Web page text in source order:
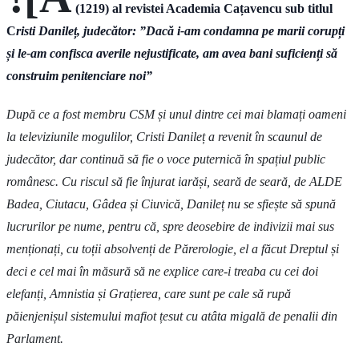
(1219) al revistei Academia Cațavencu sub titlul
Cristi Danileț, judecător: ”Dacă i-am condamna pe marii corupți
și le-am confisca averile nejustificate, am avea bani suficienți să
construim penitenciare noi”
După ce a fost membru CSM și unul dintre cei mai blamați oameni
la televiziunile mogulilor, Cristi Danileț a revenit în scaunul de
judecător, dar continuă să fie o voce puternică în spațiul public
românesc. Cu riscul să fie înjurat iarăși, seară de seară, de ALDE
Badea, Ciutacu, Gâdea și Ciuvică, Danileț nu se sfiește să spună
lucrurilor pe nume, pentru că, spre deosebire de indivizii mai sus
menționați, cu toții absolvenți de Părerologie, el a făcut Dreptul și
deci e cel mai în măsură să ne explice care-i treaba cu cei doi
elefanți, Amnistia și Grațierea, care sunt pe cale să rupă
păienjenișul sistemului mafiot țesut cu atâta migală de penalii din
Parlament.